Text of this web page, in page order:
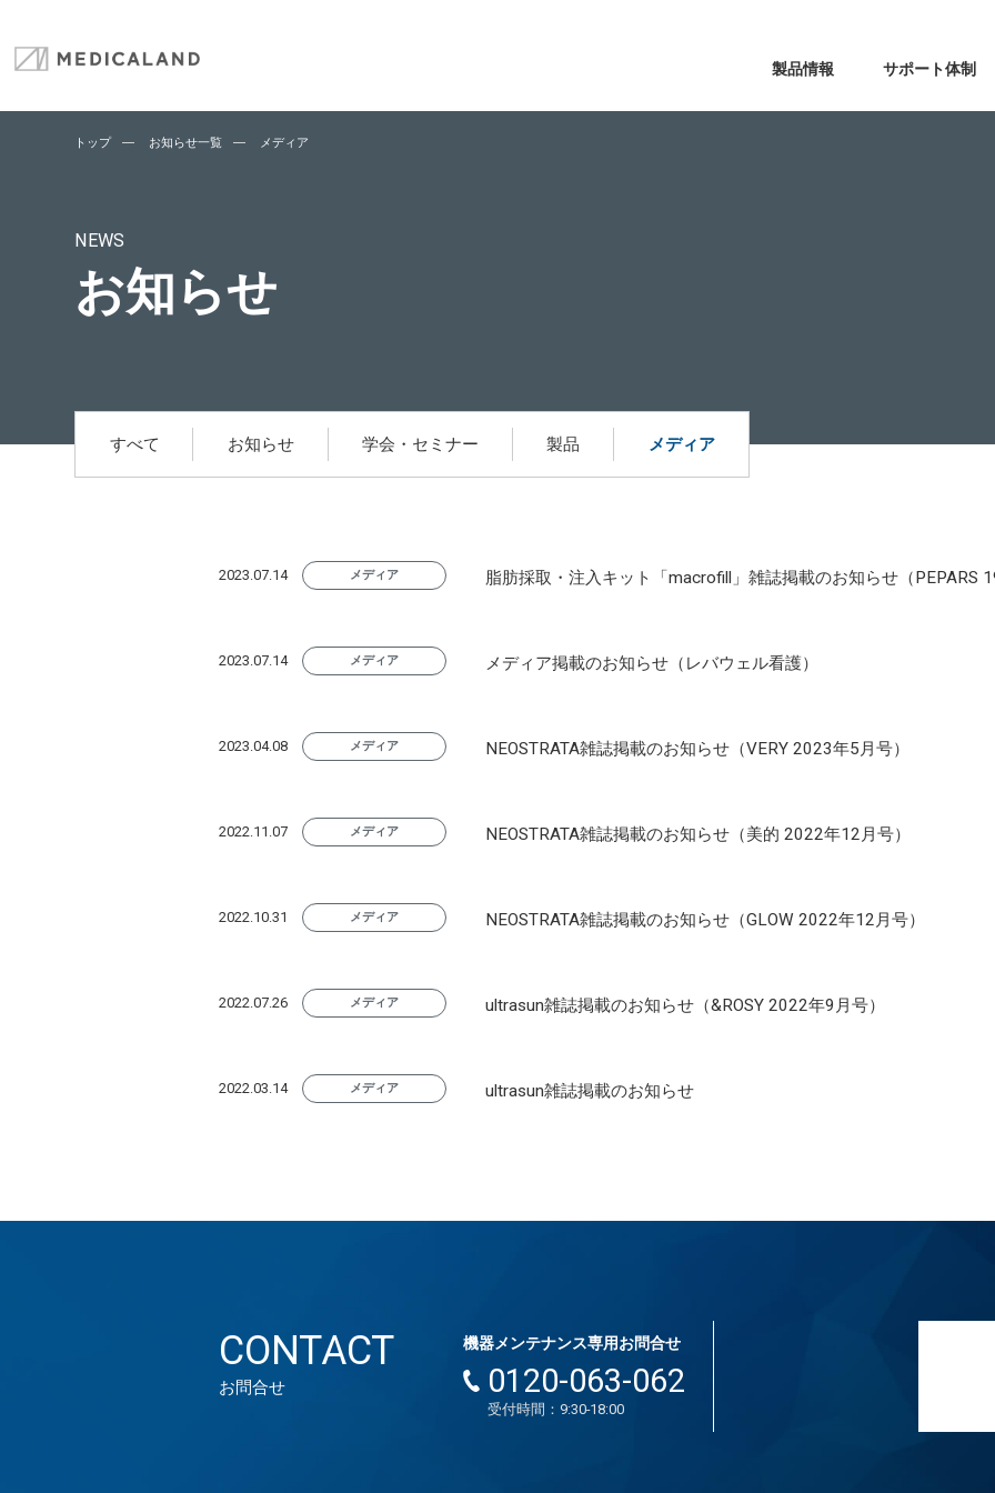
製品情報 サポート体制
トップ お知らせ一覧 メディア
NEWS
お知らせ
すべて お知らせ 学会・セミナー 製品 メディア
2023.07.14 メディア 脂肪採取・注入キット「macrofill」雑誌掲載のお知らせ（PEPARS
2023.07.14 メディア メディア掲載のお知らせ（レバウェル看護）
2023.04.08 メディア NEOSTRATA雑誌掲載のお知らせ（VERY 2023年5月号）
2022.11.07 メディア NEOSTRATA雑誌掲載のお知らせ（美的 2022年12月号）
2022.10.31 メディア NEOSTRATA雑誌掲載のお知らせ（GLOW 2022年12月号）
2022.07.26 メディア ultrasun雑誌掲載のお知らせ（&ROSY 2022年9月号）
2022.03.14 メディア ultrasun雑誌掲載のお知らせ
CONTACT
お問合せ
機器メンテナンス専用お問合せ
0120-063-062
受付時間：9:30-18:00